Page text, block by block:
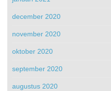
december 2020
november 2020
oktober 2020
september 2020
augustus 2020